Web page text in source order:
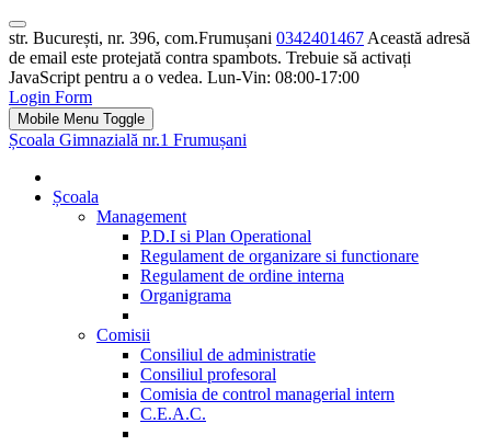
str. București, nr. 396, com.Frumușani 0342401467 Această adresă
de email este protejată contra spambots. Trebuie să activați
JavaScript pentru a o vedea. Lun-Vin: 08:00-17:00
Login Form
Mobile Menu Toggle
Școala Gimnazială nr.1 Frumușani
Școala
Management
P.D.I si Plan Operational
Regulament de organizare si functionare
Regulament de ordine interna
Organigrama
Comisii
Consiliul de administratie
Consiliul profesoral
Comisia de control managerial intern
C.E.A.C.